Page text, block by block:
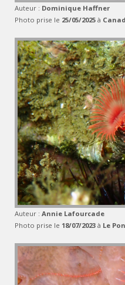
Auteur : Dominique Haffner
Photo prise le 25/05/2025 à
Auteur : Annie Lafourcade
Photo prise le 18/07/2023 à Le